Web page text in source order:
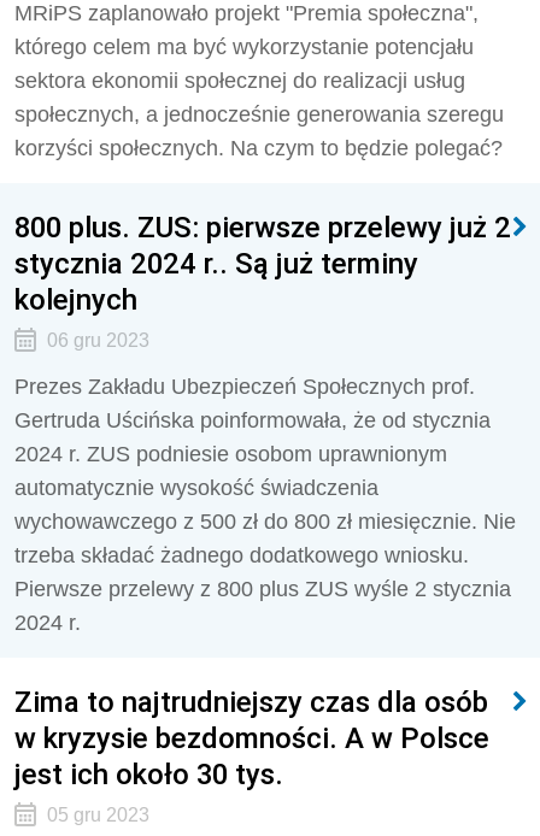
MRiPS zaplanowało projekt "Premia społeczna",
którego celem ma być wykorzystanie potencjału
sektora ekonomii społecznej do realizacji usług
społecznych, a jednocześnie generowania szeregu
korzyści społecznych. Na czym to będzie polegać?
800 plus. ZUS: pierwsze przelewy już 2
stycznia 2024 r.. Są już terminy
kolejnych
06 gru 2023
Prezes Zakładu Ubezpieczeń Społecznych prof.
Gertruda Uścińska poinformowała, że od stycznia
2024 r. ZUS podniesie osobom uprawnionym
automatycznie wysokość świadczenia
wychowawczego z 500 zł do 800 zł miesięcznie. Nie
trzeba składać żadnego dodatkowego wniosku.
Pierwsze przelewy z 800 plus ZUS wyśle 2 stycznia
2024 r.
Zima to najtrudniejszy czas dla osób
w kryzysie bezdomności. A w Polsce
jest ich około 30 tys.
05 gru 2023